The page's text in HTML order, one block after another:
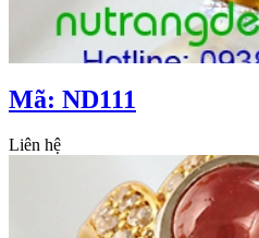
Mã: ND111
Liên hệ